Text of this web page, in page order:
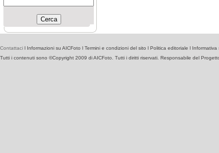
Contattaci l Informazioni su AICFoto l Termini e condizioni del sito l Politica editoriale l Informativa
Tutti i contenuti sono ©Copyright 2009 di AICFoto. Tutti i diritti riservati. Responsabile del